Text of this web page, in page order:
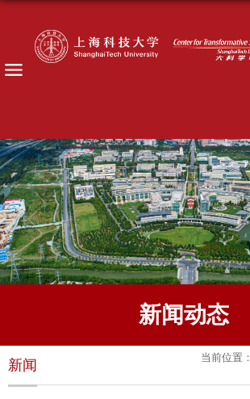
新闻动态
当前位置：
新闻